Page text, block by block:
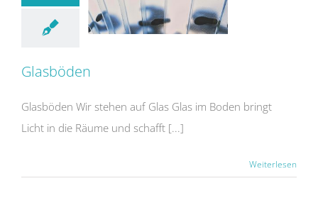
Glasböden
Glasböden Wir stehen auf Glas Glas im Boden bringt
Licht in die Räume und schafft [...]
Weiterlesen